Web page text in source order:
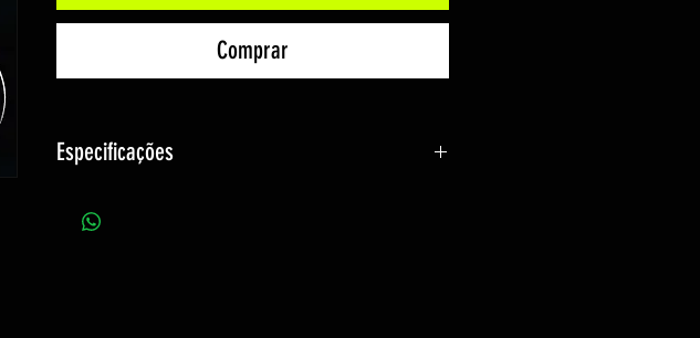
Comprar
Especificações
Peso:17g